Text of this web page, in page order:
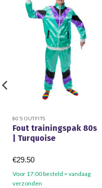
80’S OUTFITS
Fout trainingspak 80s
| Turquoise
Voor 17:00 besteld = vandaag
verzonden
€29.50